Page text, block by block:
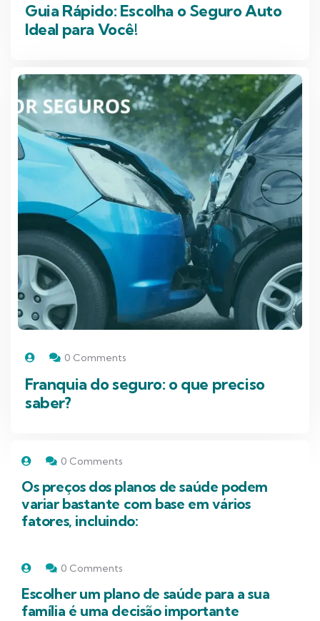
Guia Rápido: Escolha o Seguro Auto
Ideal para Você!
0 Comments
Franquia do seguro: o que preciso
saber?
0 Comments
Os preços dos planos de saúde podem
variar bastante com base em vários
fatores, incluindo:
0 Comments
Escolher um plano de saúde para a sua
família é uma decisão importante